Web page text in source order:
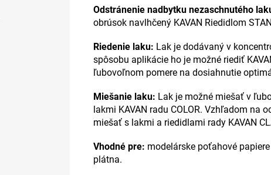
Odstránenie nadbytku nezaschnutého
obrúsok navlhčený KAVAN Riedidlom
Riedenie laku: Lak je dodávaný v
spôsobu aplikácie ho je možné riediť
ľubovoľnom pomere na dosiahnutie
Miešanie laku: Lak je možné miešať v
lakmi KAVAN radu COLOR. Vzhľadom na
miešať s lakmi a riedidlami rady KAVAN
Vhodné pre: modelárske poťahové
plátna.